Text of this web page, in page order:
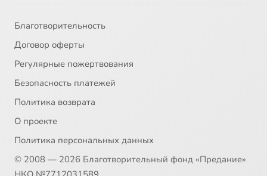
Благотворительность
Договор оферты
Регулярные пожертвования
Безопасность платежей
Политика возврата
О проекте
Политика персональных данных
© 2008 — 2026 Благотворительный фонд «Предание»